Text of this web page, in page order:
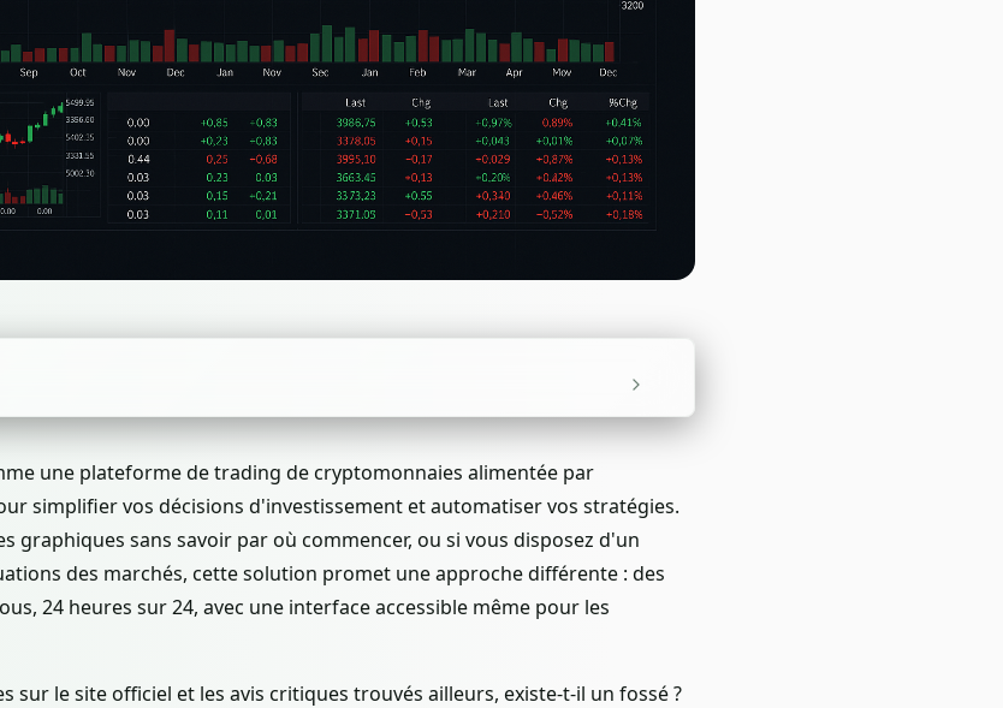
une plateforme de trading de cryptomonnaies alimentée par
simplifier vos décisions d'investissement et automatiser vos stratégies.
graphiques sans savoir par où commencer, ou si vous disposez d'un
des marchés, cette solution promet une approche différente : des
24 heures sur 24, avec une interface accessible même pour les
sur le site officiel et les avis critiques trouvés ailleurs, existe-t-il un fossé ?